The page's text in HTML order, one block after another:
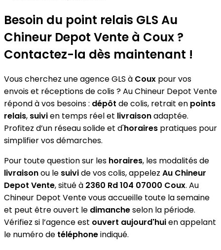
−
Besoin du point relais GLS Au
Chineur Depot Vente à Coux ?
Contactez-la dès maintenant !
Vous cherchez une agence GLS à Coux pour vos
envois et réceptions de colis ? Au Chineur Depot Vente
répond à vos besoins : dépôt de colis, retrait en points
relais, suivien temps réel et livraisonadaptée.
Profitez d’un réseau solide et d'horaires pratiques pour
simplifier vos démarches.
Pour toute question sur les horaires, les modalités de
livraisonou le suivide vos colis, appelez Au Chineur
Depot Vente, situé à 2360 Rd 104 07000 Coux. Au
Chineur Depot Vente vous accueille toute la semaine
et peut être ouvert le dimancheselon la période.
Vérifiez si l’agence est ouvert aujourd'huien appelant
le numéro de téléphoneindiqué.